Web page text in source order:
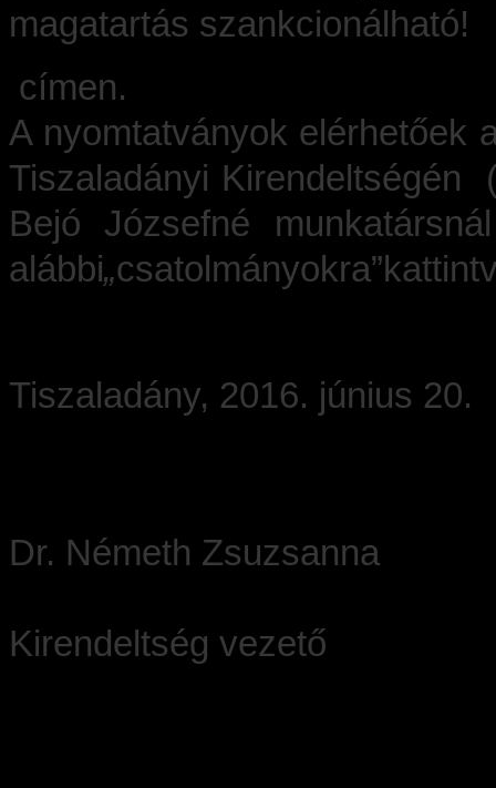
magatartás szankcionálható!
címen.
A nyomtatványok elérhetőek
Tiszaladányi Kirendeltségén
Bejó Józsefné
alábbi„csatolmányokra”
Tiszaladány, 2016. június 20.
Dr. Németh Zsuzsanna
Kirendeltség vezető